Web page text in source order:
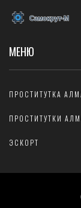
МЕНЮ
ПРОСТИТУТКА
ПРОСТИТУТКИ
ЭСКОРТ